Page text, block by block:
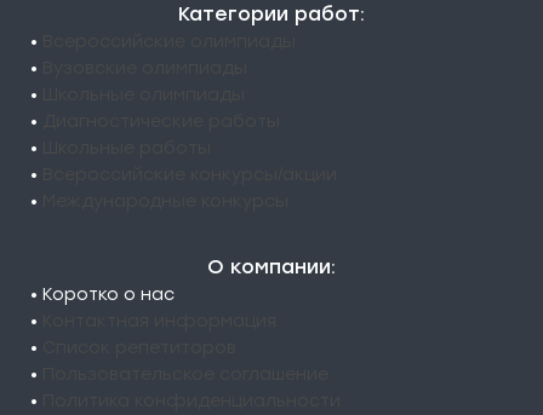
Категории работ:
•
•
•
•
•
•
•
О компании:
• Коротко о нас
•
•
•
•